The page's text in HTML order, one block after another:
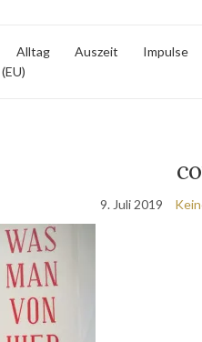
Alltag Auszeit Impulse
9. Juli 2019